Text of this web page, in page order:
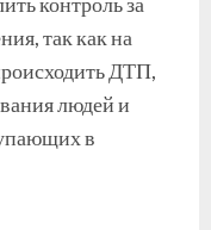
так как на
ДТП,
людей и
в